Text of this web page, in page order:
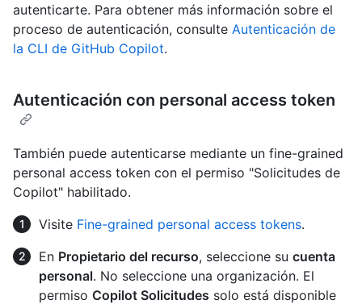
autenticarte. Para obtener más información sobre el
proceso de autenticación, consulte Autenticación de
la CLI de GitHub Copilot.
Autenticación con personal access token
También puede autenticarse mediante un fine-grained
personal access token con el permiso "Solicitudes de
Copilot" habilitado.
Visite Fine-grained personal access tokens.
En Propietario del recurso, seleccione su cuenta
personal. No seleccione una organización. El
permiso Copilot Solicitudes solo está disponible